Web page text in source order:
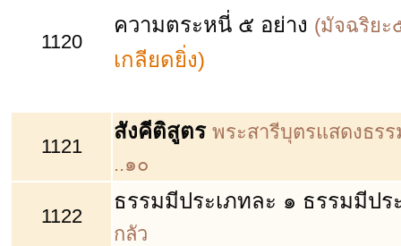
1120
ความตระหนี่ ๕ อย่าง (มัจฉริยะ
เกลียดยิ่ง)
1121
สังคีติสูตร พระสารีบุตรแสดงธร
..๑๐
1122
ธรรมมีประเภทละ ๑ ธรรมมีปร
กลัว